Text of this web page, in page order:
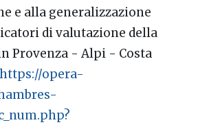
e alla generalizzazione
di valutazione della
Provenza - Alpi - Costa
https://opera-